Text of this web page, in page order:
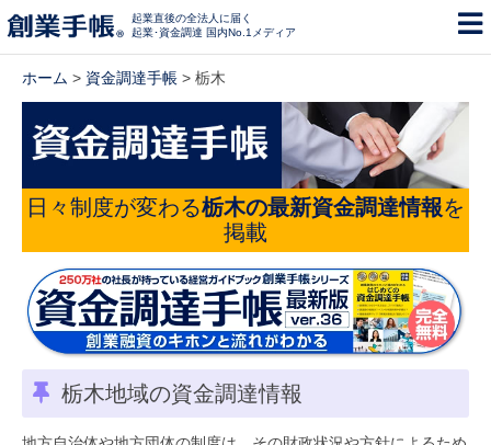
起業直後の全法人に届く
起業･資金調達 国内No.1メディア
ホーム > 資金調達手帳 > 栃木
日々制度が変わる栃木の最新資金調達情報を
掲載
栃木地域の資金調達情報